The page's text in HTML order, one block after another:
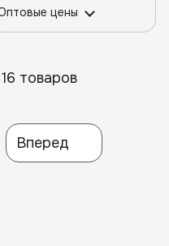
цены
товаров
Вперед